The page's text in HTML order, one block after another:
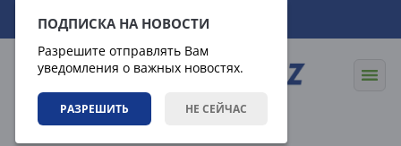
ПОДПИСКА НА НОВОСТИ
Разрешите отправлять Вам
уведомления о важных новостях.
РАЗРЕШИТЬ НЕ СЕЙЧАС
07.08.2026 22:00:13